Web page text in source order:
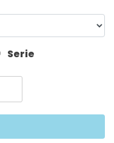
Serie